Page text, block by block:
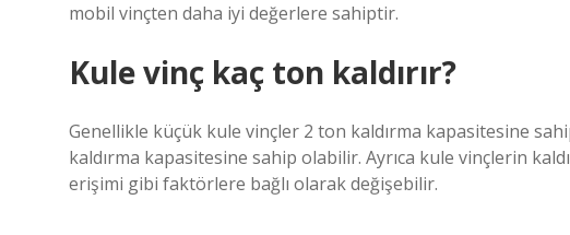
mobil vinçten daha iyi değerlere sahiptir.
Kule vinç kaç ton kaldırır?
Genellikle küçük kule vinçler 2 ton kaldırma kapasitesine
kaldırma kapasitesine sahip olabilir. Ayrıca kule vinçlerin
erişimi gibi faktörlere bağlı olarak değişebilir.